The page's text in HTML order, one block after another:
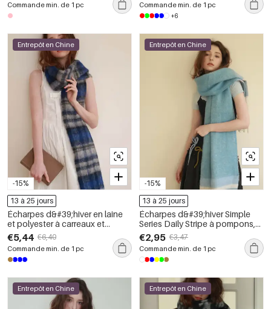
Commande min. de 1 pc Commande min. de 1 pc
+6
-15%
Entrepôt en Chine
13 à 25 jours
Écharpes d&#39;hiver en laine
et polyester à carreaux et
pompons, coloris assortis,
collection Simple Series Daily
Twist
€5,44 €6,40
Commande min. de 1 pc
-15%
Entrepôt en Chine
13 à 25 jours
Écharpes d&#39;hiver Simple
Series Daily Stripe à pompons,
coloris mélangés, en laine et
polyester
€2,95 €3,47
Commande min. de 1 pc
Entrepôt en Chine Entrepôt en Chine